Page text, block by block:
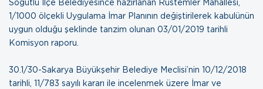
Söğütlü İlçe Belediyesince hazırlanan Rüstemler Mahallesi,
1/1000 ölçekli Uygulama İmar Planının değiştirilerek kabulünün
uygun olduğu şeklinde tanzim olunan 03/01/2019 tarihli
Komisyon raporu
30.1/30-Sakarya Büyükşehir Belediye Meclisi’nin 10/12/2018
tarihli, 11/783 sayılı kararı ile incelenmek üzere İmar ve